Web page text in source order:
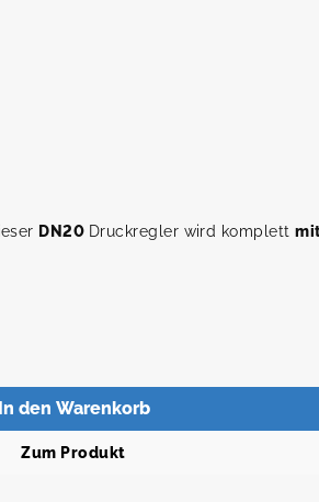
DN20 Druckregler wird komplett
In den Warenkorb
Zum Produkt